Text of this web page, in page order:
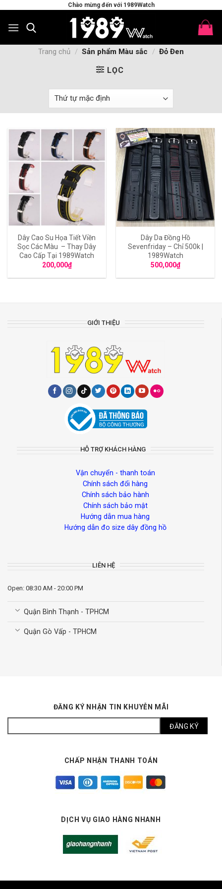
content
Chào mừng đến với 1989Watch
Trang chủ / Sản phẩm Màu sắc / Đỏ Đen
LỌC
Dây Cao Su Họa Tiết Viền
Sọc Các Màu – Thay Dây
Cao Cấp Tại 1989Watch
200,000₫
Dây Da Đồng Hồ
Sevenfriday – Chỉ 500k |
1989Watch
500,000₫
GIỚI THIỆU
HỖ TRỢ KHÁCH HÀNG
Vận chuyển - thanh toán
Chính sách đổi hàng
Chính sách bảo hành
Chính sách bảo mật
Hướng dẫn mua hàng
Hướng dẫn đo size dây đồng hồ
LIÊN HỆ
Open: 08:30 AM - 20:00 PM
Quận Bình Thạnh - TPHCM
Quận Gò Vấp - TPHCM
ĐĂNG KÝ NHẬN TIN KHUYỄN MÃI
CHẤP NHẬN THANH TOÁN
DỊCH VỤ GIAO HÀNG NHANH